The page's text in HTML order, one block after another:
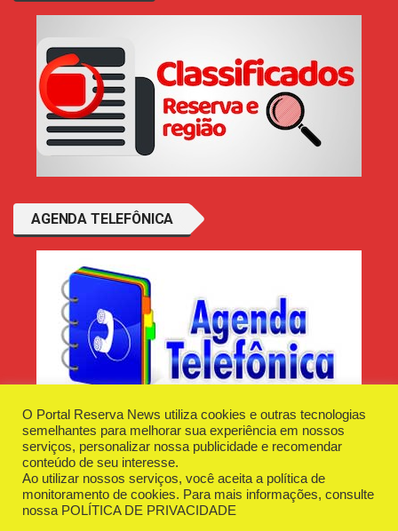
AGENDA TELEFÔNICA
Desenvolvido e Hospedado porPlugin Informática
Reserva News Tecnologia - CNPJ - 42.509.198/0001-83
O Portal Reserva News utiliza cookies e outras tecnologias
semelhantes para melhorar sua experiência em nossos
serviços, personalizar nossa publicidade e recomendar
conteúdo de seu interesse.
Ao utilizar nossos serviços, você aceita a política de
monitoramento de cookies. Para mais informações, consulte
nossa POLÍTICA DE PRIVACIDADE